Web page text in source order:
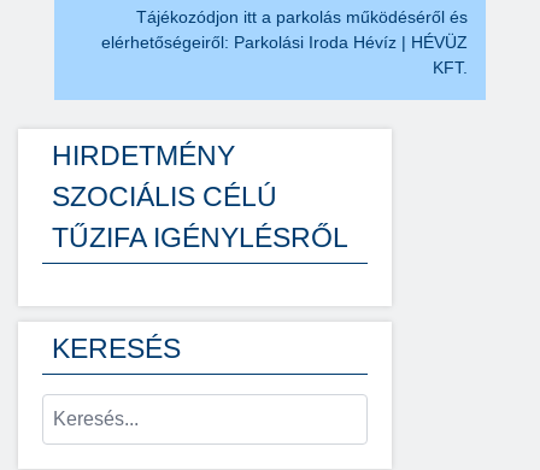
Tájékozódjon itt a parkolás működéséről és
elérhetőségeiről: Parkolási Iroda Hévíz | HÉVÜZ
KFT.
HIRDETMÉNY
SZOCIÁLIS CÉLÚ
TŰZIFA IGÉNYLÉSRŐL
KERESÉS